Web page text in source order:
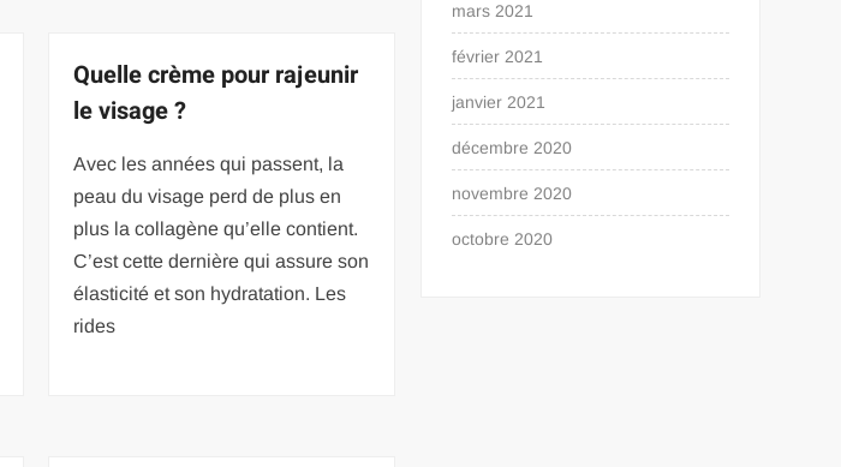
Quelle crème pour rajeunir
le visage ?
Avec les années qui passent, la
peau du visage perd de plus en
plus la collagène qu’elle contient.
C’est cette dernière qui assure son
élasticité et son hydratation. Les
rides
mars 2021
février 2021
janvier 2021
décembre 2020
novembre 2020
octobre 2020